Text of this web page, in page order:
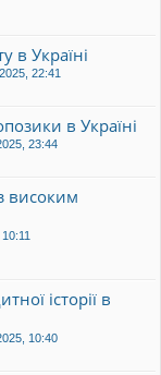
в Україні
22:41
в Україні
23:44
високим
історії в
10:40